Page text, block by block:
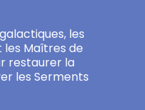
les
Maîtres de
restaurer la
les Serments